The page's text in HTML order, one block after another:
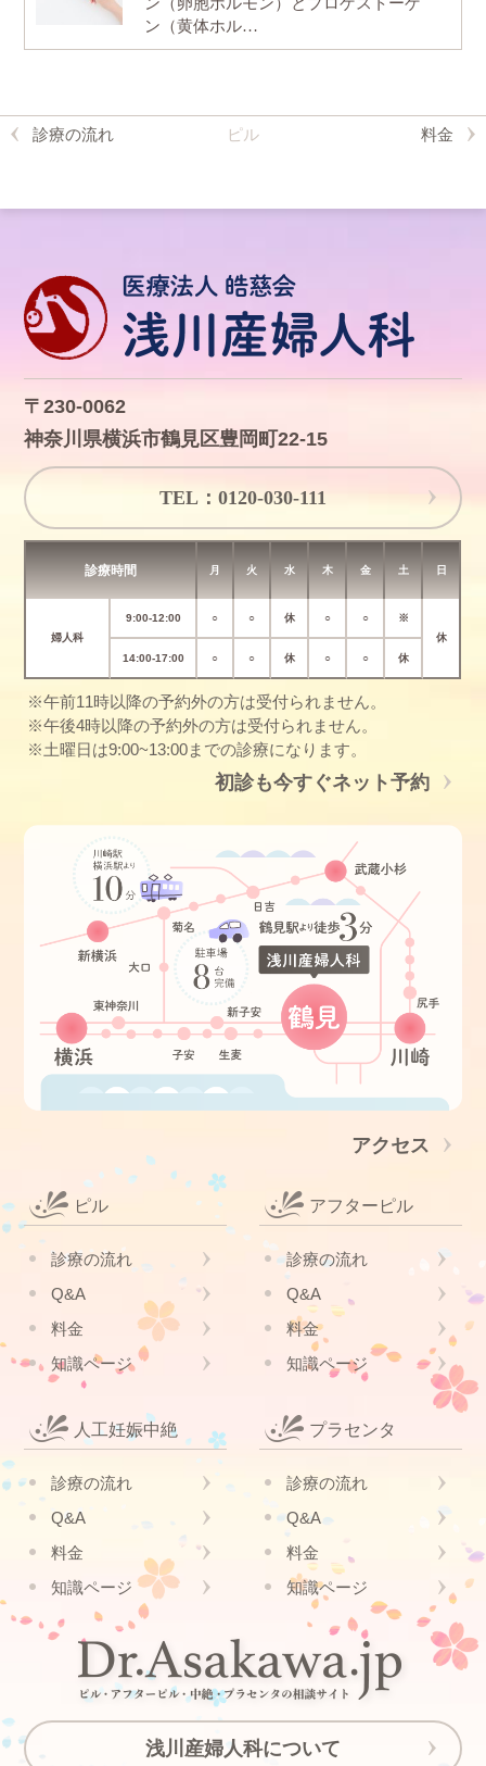
ン（黄体ホル…
診療の流れ ピル 料金
〒230-0062
神奈川県横浜市鶴見区豊岡町22-15
TEL：0120-030-111
診療時間 月 火 水 木 金 土 日
婦人科
9:00-12:00 ○ ○ 休 ○ ○
※
休
14:00-17:00
○ ○ 休 ○ ○ 休
※午前11時以降の予約外の方は受付られません。
※午後4時以降の予約外の方は受付られません。
※土曜日は9:00~13:00までの診療になります。
初診も今すぐネット予約
アクセス
ピル
診療の流れ
Q&A
料金
知識ページ
アフターピル
診療の流れ
Q&A
料金
知識ページ
人工妊娠中絶
診療の流れ
Q&A
料金
知識ページ
プラセンタ
診療の流れ
Q&A
料金
知識ページ
浅川産婦人科について